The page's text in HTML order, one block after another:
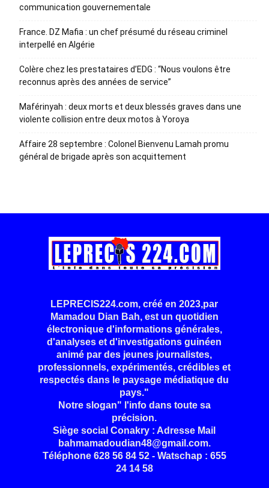
communication gouvernementale
France. DZ Mafia : un chef présumé du réseau criminel
interpellé en Algérie
Colère chez les prestataires d’EDG : “Nous voulons être
reconnus après des années de service”
Maférinyah : deux morts et deux blessés graves dans une
violente collision entre deux motos à Yoroya
Affaire 28 septembre : Colonel Bienvenu Lamah promu
général de brigade après son acquittement
LEPRECIS224.com, créé en 2023,par
Mamadou Dian Bah, est un quotidien
électronique d'informations générales,
d'analyses et d'investigations guinéen
animé par des jeunes journalistes,
professionnels, expérimentés, crédibles et
respectés dans le paysage médiatique du
pays."
Notre slogan" l'info dans toute sa
précision.
Siège social Conakry : Adresse Mail
bahmamadoudian48@gmail.com.
Téléphone 628 56 84 52 - Watschap : 655
24 14 58